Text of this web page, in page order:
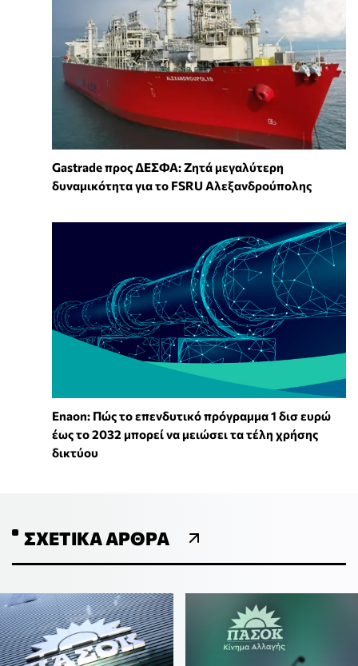
Gastrade προς ΔΕΣΦΑ: Ζητά μεγαλύτερη
δυναμικότητα για το FSRU Αλεξανδρούπολης
Enaon: Πώς το επενδυτικό πρόγραμμα 1 δισ ευρώ
έως το 2032 μπορεί να μειώσει τα τέλη χρήσης
δικτύου
ΣΧΕΤΙΚΆ ΆΡΘΡΑ